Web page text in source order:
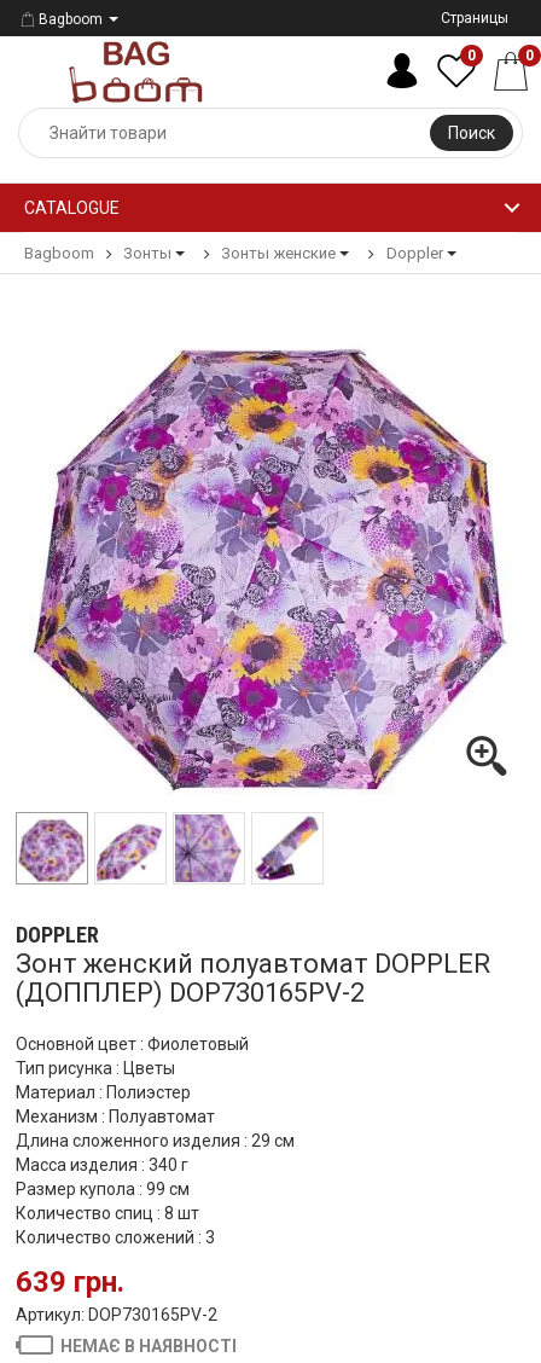
Bagboom Страницы
Поиск
0 0
CATALOGUE
Bagboom Зонты Зонты женские Doppler
DOPPLER
Зонт женский полуавтомат DOPPLER
(ДОППЛЕР) DOP730165PV-2
Основной цвет : Фиолетовый
Тип рисунка : Цветы
Материал : Полиэстер
Механизм : Полуавтомат
Длина сложенного изделия : 29 см
Масса изделия : 340 г
Размер купола : 99 см
Количество спиц : 8 шт
Количество сложений : 3
639 грн.
Артикул: DOP730165PV-2
НЕМАЄ В НАЯВНОСТІ